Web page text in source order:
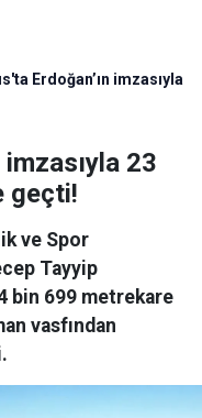
Erdoğan’ın imzasıyla
imzasıyla 23
geçti!
ve Spor
Tayyip
bin 699 metrekare
vasfından